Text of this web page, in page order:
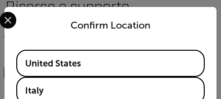
Risorse e supporto
Knowledgebase Documenti
Ricerca
ARTICOLO
Confirm Location
Select your preferred country and language from the
Available Locations
United States
Italy